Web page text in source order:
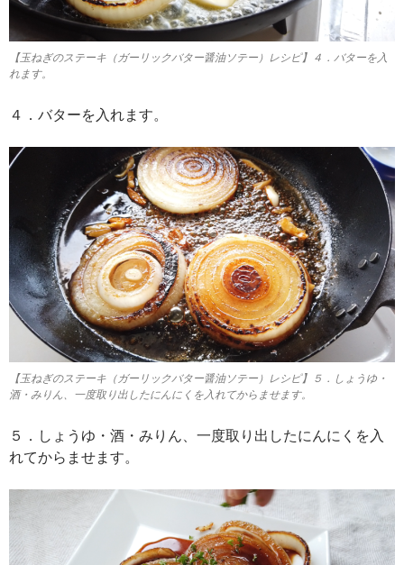
【玉ねぎのステーキ（ガーリックバター醤油ソテー）レシピ】４．バターを入
れます。
４．バターを入れます。
【玉ねぎのステーキ（ガーリックバター醤油ソテー）レシピ】５．しょうゆ・
酒・みりん、一度取り出したにんにくを入れてからませます。
５．しょうゆ・酒・みりん、一度取り出したにんにくを入
れてからませます。